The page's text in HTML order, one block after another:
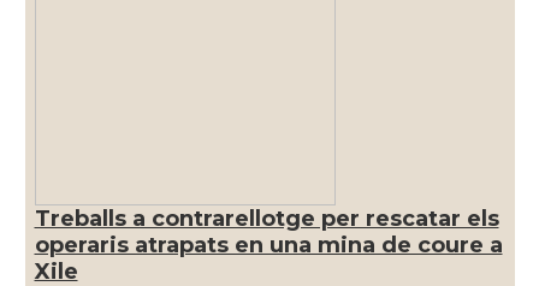
Treballs a contrarellotge per rescatar els
operaris atrapats en una mina de coure a
Xile